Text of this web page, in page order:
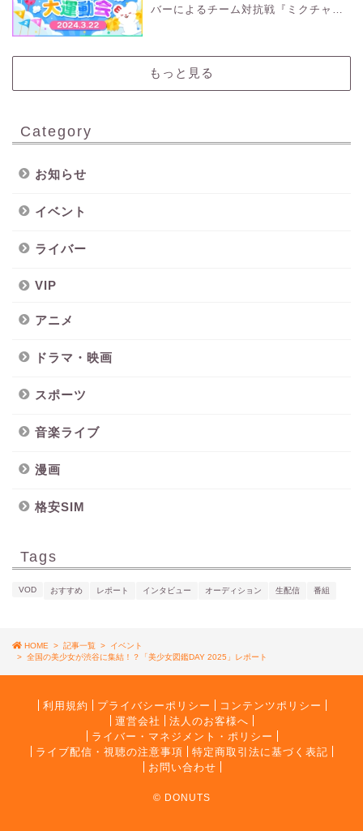
バーによるチーム対抗戦『ミクチャ学
もっと見る
Category
お知らせ
イベント
ライバー
VIP
アニメ
ドラマ・映画
スポーツ
音楽ライブ
漫画
格安SIM
Tags
VOD おすすめ レポート インタビュー オーディション 生配信 番組
HOME > 記事一覧 >
イベント
> 全国の美少女が渋谷に集結！？「美少女図鑑DAY 2025」レポート
利用規約 プライバシーポリシー
コンテンツポリシー
運営会社
法人のお客様へ
ライバー・マネジメント・ポリシー
ライブ配信・視聴の注意事項
特定商取引法に基づく表記
お問い合わせ
© DONUTS